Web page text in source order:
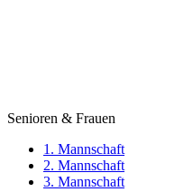
Senioren & Frauen
1. Mannschaft
2. Mannschaft
3. Mannschaft